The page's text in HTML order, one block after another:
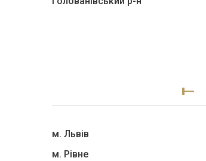
м. Львів
м. Рівне